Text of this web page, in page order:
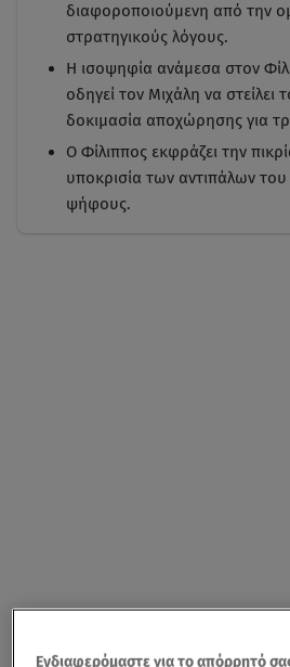
διαφοροποιούμενη από την
στρατηγικούς λόγους.
Η ισοψηφία ανάμεσα στον
οδηγεί τον Μιχάλη να στείλει
δοκιμασία αποχώρησης για
Ο Φίλιππος εκφράζει την
υποκρισία των αντιπάλων του
ψήφους.
Ενδιαφερόμαστε για το απόρρητό